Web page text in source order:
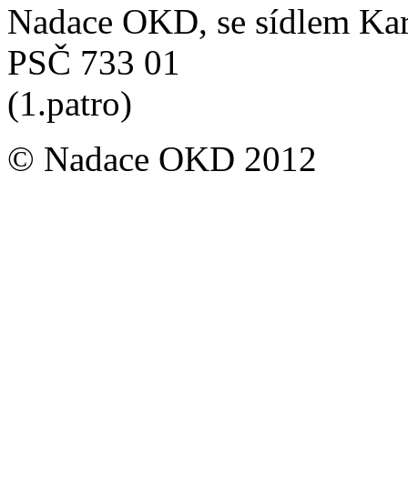
Nadace OKD, se sídlem
PSČ 733 01
(1.patro)
© Nadace OKD 2012